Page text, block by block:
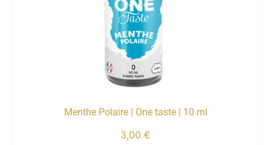
Menthe Polaire | One taste | 10 ml
3,00 €